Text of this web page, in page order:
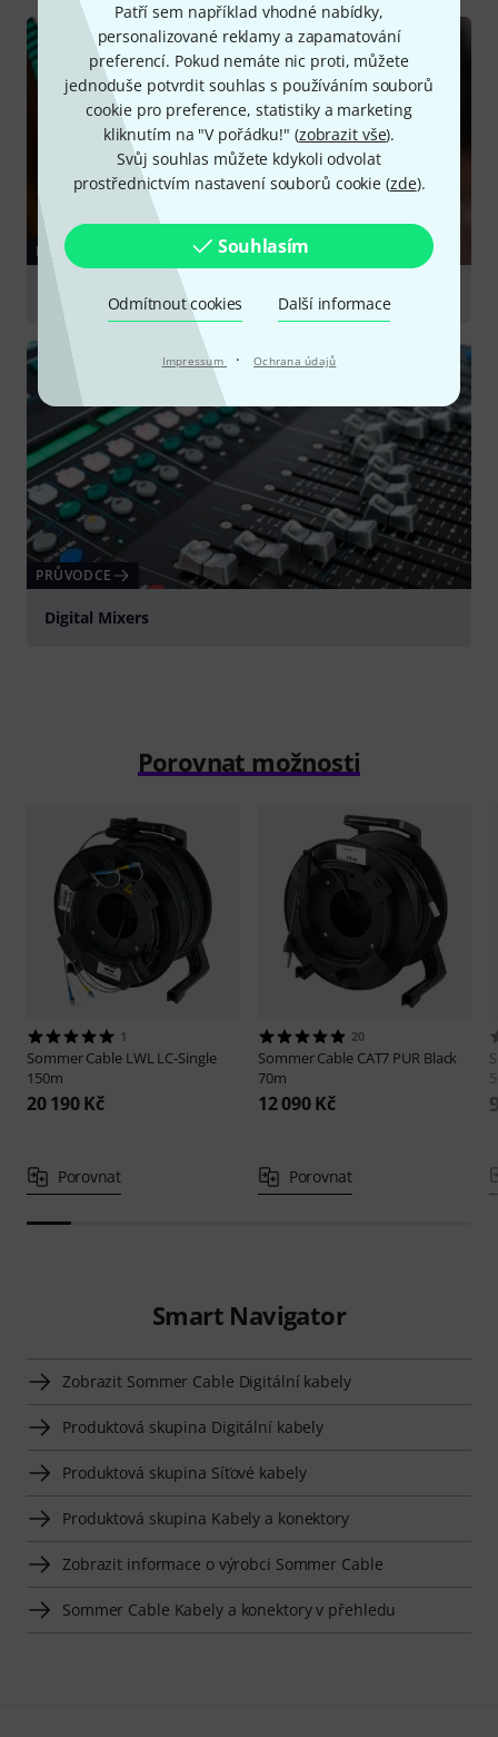
Patří sem například vhodné nabídky,
personalizované reklamy a zapamatování
preferencí. Pokud nemáte nic proti, můžete
jednoduše potvrdit souhlas s používáním souborů
cookie pro preference, statistiky a marketing
kliknutím na "V pořádku!" (zobrazit vše).
Svůj souhlas můžete kdykoli odvolat
prostřednictvím nastavení souborů cookie (zde).
Souhlasím
Odmítnout cookies Další informace
Impressum · Ochrana údajů
PRŮVODCE
PRŮVODCE
Digital Mixers
Porovnat možnosti
1
Sommer Cable LWL LC-Single
150m
20 190 Kč
Porovnat
20
Sommer Cable CAT7 PUR Black
70m
12 090 Kč
Porovnat
Smart Navigator
Zobrazit Sommer Cable Digitální kabely
Produktová skupina Digitální kabely
Produktová skupina Síťové kabely
Produktová skupina Kabely a konektory
Zobrazit informace o výrobci Sommer Cable
Sommer Cable Kabely a konektory v přehledu